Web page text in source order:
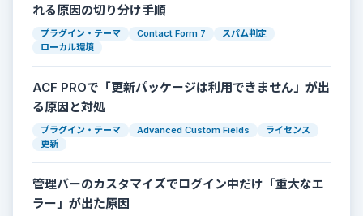
れる原因の切り分け手順
プラグイン・テーマ Contact Form 7
スパム判定
ローカル環境
ACF PROで「更新パッケージは利用できません」が出
る原因と対処
プラグイン・テーマ Advanced Custom Fields
ライセンス
更新
管理バーのカスタマイズでログイン中だけ「重大なエ
ラー」が出た原因